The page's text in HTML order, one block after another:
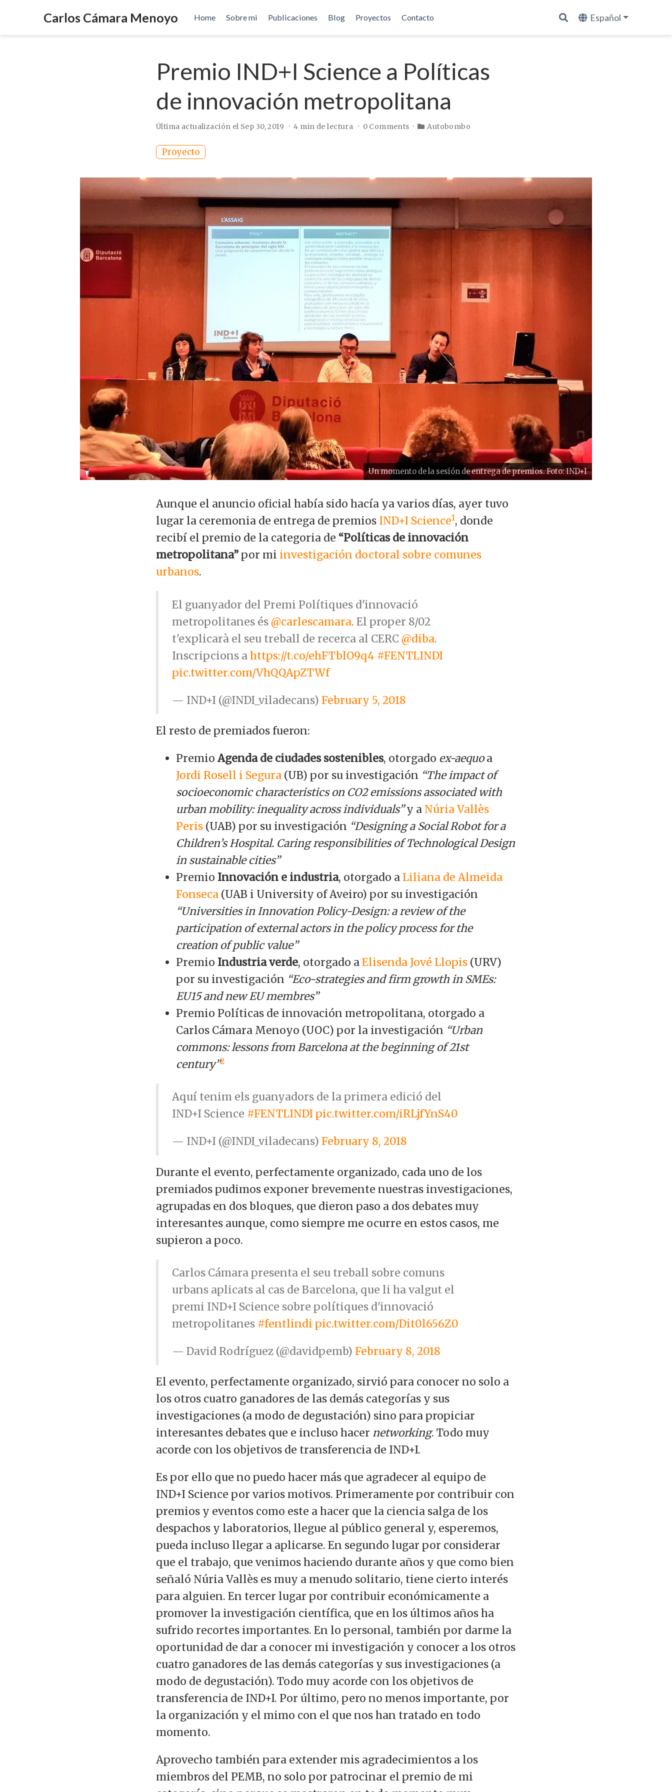
Carlos Cámara Menoyo Home Sobre mi Publicaciones Blog Proyectos Contacto Español
Premio IND+I Science a Políticas
de innovación metropolitana
Última actualización el Sep 30, 2019 4 min de lectura 0 Comments Autobombo
Proyecto
Un momento de la sesión de entrega de premios. Foto: IND+I
Aunque el anuncio oficial había sido hacía ya varios días, ayer tuvo
lugar la ceremonia de entrega de premios IND+I Science1, donde
recibí el premio de la categoria de “Políticas de innovación
metropolitana” por mi investigación doctoral sobre comunes
urbanos.
El guanyador del Premi Polítiques d'innovació
metropolitanes és @carlescamara. El proper 8/02
t'explicarà el seu treball de recerca al CERC @diba.
Inscripcions ahttps://t.co/ehFTblO9q4 #FENTLINDI
pic.twitter.com/VhQQApZTWf
— IND+I (@INDI_viladecans) February 5, 2018
El resto de premiados fueron:
Premio Agenda de ciudades sostenibles, otorgado ex-aequoa
Jordi Rosell i Segura (UB) por su investigación “The impact of
socioeconomic characteristics on CO2 emissions associated with
urban mobility: inequality across individuals”y a Núria Vallès
Peris (UAB) por su investigación “Designing a Social Robot for a
Children’s Hospital. Caring responsibilities of Technological Design
in sustainable cities”
Premio Innovación e industria, otorgado a Liliana de Almeida
Fonseca (UAB i University of Aveiro) por su investigación
“Universities in Innovation Policy-Design: a review of the
participation of external actors in the policy process for the
creation of public value”
Premio Industria verde, otorgado aElisenda Jové Llopis (URV)
por su investigación “Eco-strategies and firm growth in SMEs:
EU15 and new EU membres”
Premio Políticas de innovación metropolitana, otorgado a
Carlos Cámara Menoyo (UOC) por la investigación “Urban
commons: lessons from Barcelona at the beginning of 21st
century”2
Aquí tenim els guanyadors de la primera edició del
IND+I Science #FENTLINDI pic.twitter.com/iRLjfYnS40
— IND+I (@INDI_viladecans) February 8, 2018
Durante el evento, perfectamente organizado, cada uno de los
premiados pudimos exponer brevemente nuestras investigaciones,
agrupadas en dos bloques, que dieron paso a dos debates muy
interesantes aunque, como siempre me ocurre en estos casos, me
supieron a poco.
Carlos Cámara presenta el seu treball sobre comuns
urbans aplicats al cas de Barcelona, que li ha valgut el
premi IND+I Science sobre polítiques d'innovació
metropolitanes #fentlindi pic.twitter.com/Dit0l656Z0
— David Rodríguez (@davidpemb) February 8, 2018
El evento, perfectamente organizado, sirvió para conocer no solo a
los otros cuatro ganadores de las demás categorías y sus
investigaciones (a modo de degustación) sino para propiciar
interesantes debates que e incluso hacer networking. Todo muy
acorde con los objetivos de transferencia de IND+I.
Es por ello que no puedo hacer más que agradecer al equipo de
IND+I Science por varios motivos. Primeramente por contribuir con
premios y eventos como este a hacer que la ciencia salga de los
despachos y laboratorios, llegue al público general y, esperemos,
pueda incluso llegar a aplicarse. En segundo lugar por considerar
que el trabajo, que venimos haciendo durante años y que como bien
señaló Núria Vallès es muy a menudo solitario, tiene cierto interés
para alguien. En tercer lugar por contribuir económicamente a
promover la investigación científica, que en los últimos años ha
sufrido recortes importantes. En lo personal, también por darme la
oportunidad de dar a conocer mi investigación y conocer a los otros
cuatro ganadores de las demás categorías y sus investigaciones (a
modo de degustación). Todo muy acorde con los objetivos de
transferencia de IND+I. Por último, pero no menos importante, por
la organización y el mimo con el que nos han tratado en todo
momento.
Aprovecho también para extender mis agradecimientos a los
miembros del PEMB, no solo por patrocinar el premio de mi